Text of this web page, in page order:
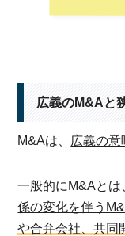
広義のM&Aと
M&Aは、 広義の意
一般的にM&Aとは
係の変化を伴う
や合弁会社、共同